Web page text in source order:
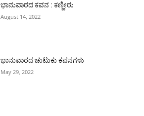
ಭಾನುವಾರದ ಕವನ : ಕಣ್ಣೀರು
August 14, 2022
ಭಾನುವಾರದ ಚುಟುಕು ಕವನಗಳು
May 29, 2022